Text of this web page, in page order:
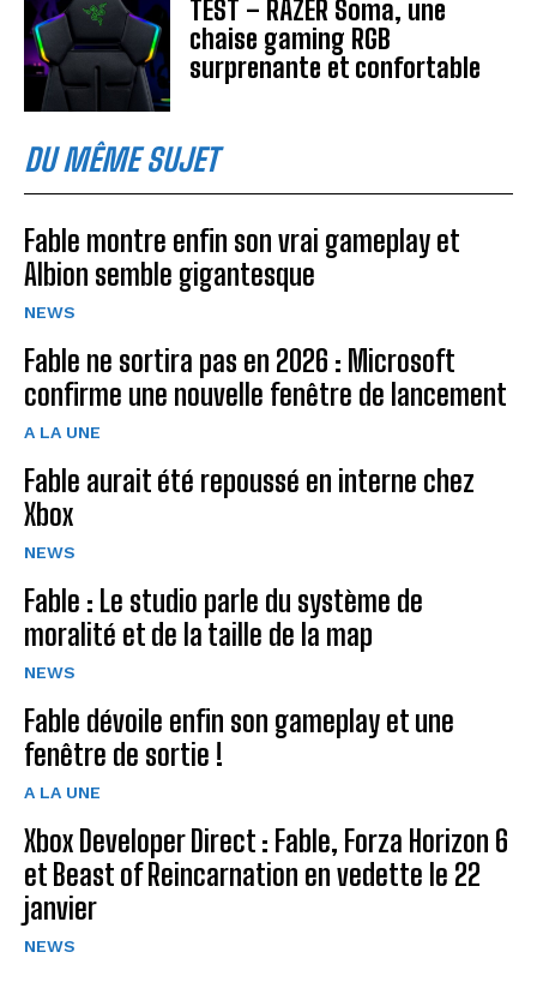
TEST – RAZER Soma, une
chaise gaming RGB
surprenante et confortable
DU MÊME SUJET
Fable montre enfin son vrai gameplay et
Albion semble gigantesque
NEWS
Fable ne sortira pas en 2026 : Microsoft
confirme une nouvelle fenêtre de lancement
A LA UNE
Fable aurait été repoussé en interne chez
Xbox
NEWS
Fable : Le studio parle du système de
moralité et de la taille de la map
NEWS
Fable dévoile enfin son gameplay et une
fenêtre de sortie !
A LA UNE
Xbox Developer Direct : Fable, Forza Horizon 6
et Beast of Reincarnation en vedette le 22
janvier
NEWS